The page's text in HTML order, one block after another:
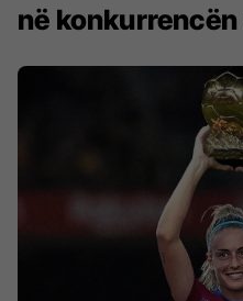
në